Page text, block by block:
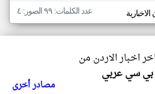
عدد الكلمات: ٩٩ الصور: ٤
اخبار الاردن من
سي عربي
مصادر أخرى